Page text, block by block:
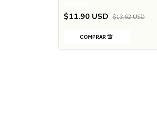
$11.90 USD $13.62 USD